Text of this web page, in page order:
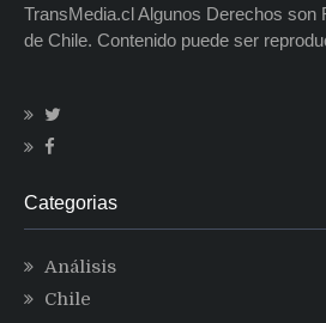
TransMedia.cl Algunos Derechos son
de Chile. Contenido puede ser
Categorias
Análisis
Chile